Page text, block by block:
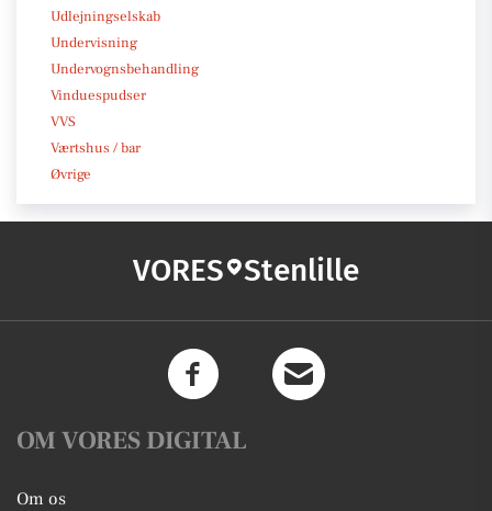
Udlejningselskab
Undervisning
Undervognsbehandling
Vinduespudser
VVS
Værtshus / bar
Øvrige
VORES Stenlille
OM VORES DIGITAL
Om os